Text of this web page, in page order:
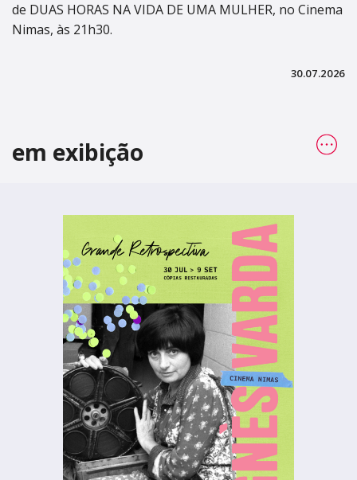
de DUAS HORAS NA VIDA DE UMA MULHER, no Cinema
Nimas, às 21h30.
30.07.2026
em exibição